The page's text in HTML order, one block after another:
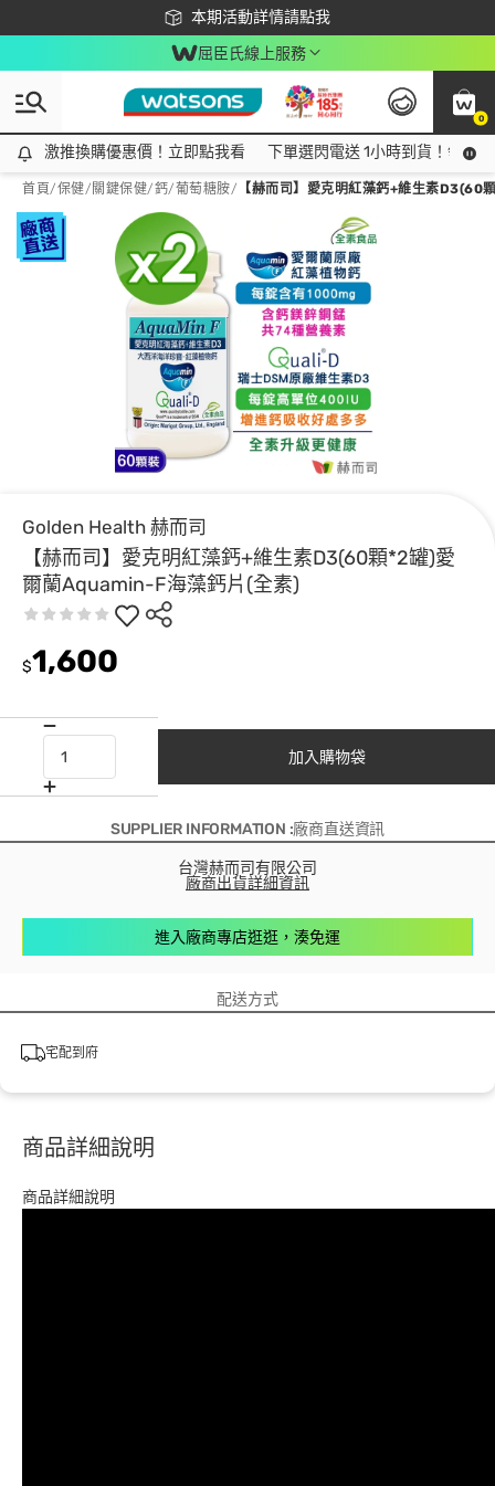
本期活動詳情請點我
下載app最高回饋$350
屈臣氏線上服務
0
激推換購優惠價！立即點我看
激推換購優惠價！立即點我看 下單選閃電送 1小時到貨！領神
首頁/保健/ 關鍵保健/鈣/葡萄糖胺/ 【赫而司】愛克明紅藻鈣+維生素
Golden Health 赫而司
【赫而司】愛克明紅藻鈣+維生素D3(60顆*2罐)愛
爾蘭Aquamin-F海藻鈣片(全素)
$1,600
加入購物袋
SUPPLIER INFORMATION :廠商直送資訊
台灣赫而司有限公司
廠商出貨詳細資訊
進入廠商專店逛逛，湊免運
配送方式
宅配到府
商品詳細說明
商品詳細說明